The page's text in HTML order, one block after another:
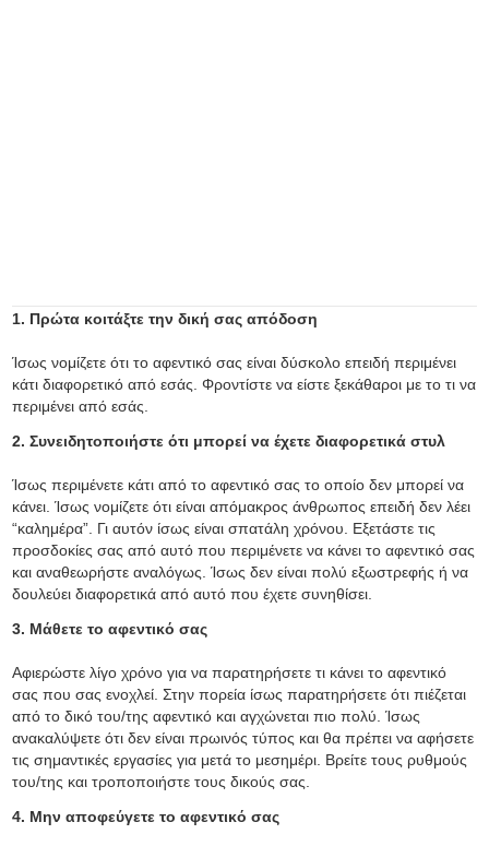
1. Πρώτα κοιτάξτε την δική σας απόδοση
Ίσως νομίζετε ότι το αφεντικό σας είναι δύσκολο επειδή περιμένει
κάτι διαφορετικό από εσάς. Φροντίστε να είστε ξεκάθαροι με το τι να
περιμένει από εσάς.
2. Συνειδητοποιήστε ότι μπορεί να έχετε διαφορετικά στυλ
Ίσως περιμένετε κάτι από το αφεντικό σας το οποίο δεν μπορεί να
κάνει. Ίσως νομίζετε ότι είναι απόμακρος άνθρωπος επειδή δεν λέει
“καλημέρα”. Γι αυτόν ίσως είναι σπατάλη χρόνου. Εξετάστε τις
προσδοκίες σας από αυτό που περιμένετε να κάνει το αφεντικό σας
και αναθεωρήστε αναλόγως. Ίσως δεν είναι πολύ εξωστρεφής ή να
δουλεύει διαφορετικά από αυτό που έχετε συνηθίσει.
3. Μάθετε το αφεντικό σας
Αφιερώστε λίγο χρόνο για να παρατηρήσετε τι κάνει το αφεντικό
σας που σας ενοχλεί. Στην πορεία ίσως παρατηρήσετε ότι πιέζεται
από το δικό του/της αφεντικό και αγχώνεται πιο πολύ. Ίσως
ανακαλύψετε ότι δεν είναι πρωινός τύπος και θα πρέπει να αφήσετε
τις σημαντικές εργασίες για μετά το μεσημέρι. Βρείτε τους ρυθμούς
του/της και τροποποιήστε τους δικούς σας.
4. Μην αποφεύγετε το αφεντικό σας